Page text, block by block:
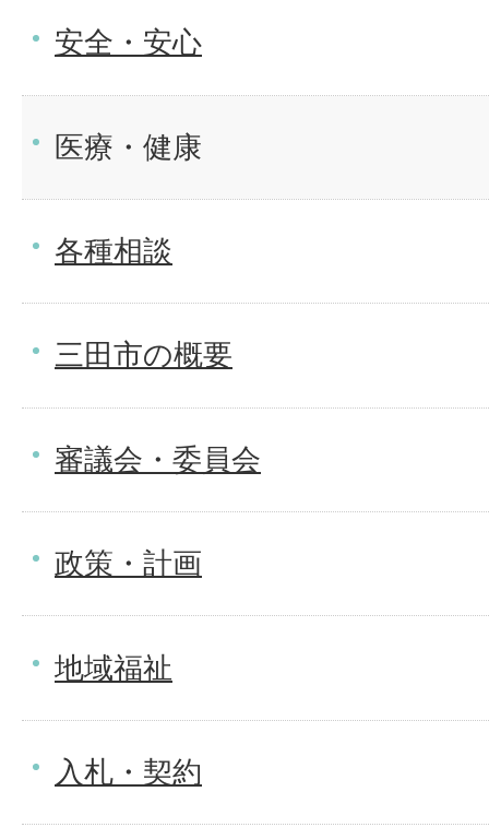
安全・安心
医療・健康
各種相談
三田市の概要
審議会・委員会
政策・計画
地域福祉
入札・契約